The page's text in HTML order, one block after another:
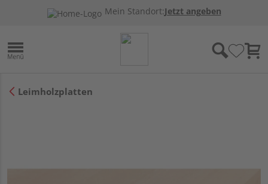
Mein Standort:Jetzt angeben
Leimholzplatten